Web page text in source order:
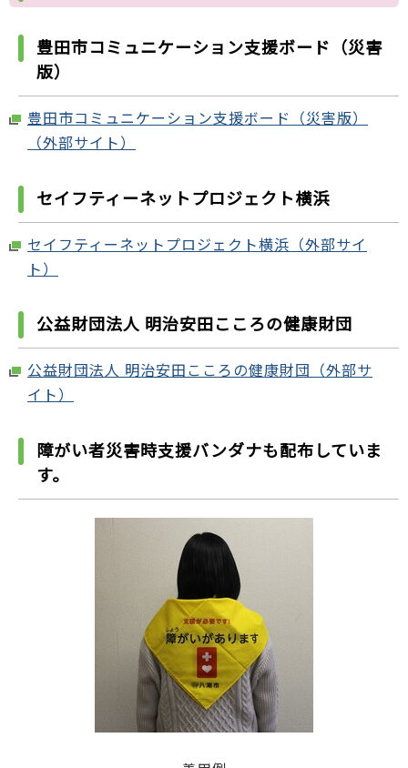
豊田市コミュニケーション支援ボード（災害
版）
豊田市コミュニケーション支援ボード（災害版）
（外部サイト）
セイフティーネットプロジェクト横浜
セイフティーネットプロジェクト横浜（外部サイ
ト）
公益財団法人 明治安田こころの健康財団
公益財団法人 明治安田こころの健康財団（外部サ
イト）
障がい者災害時支援バンダナも配布していま
す。